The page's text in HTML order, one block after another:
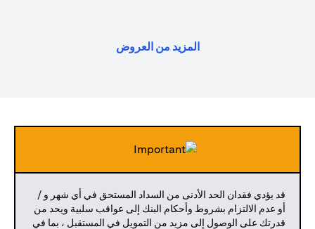
المزيد من العروض
قد يؤدي فقدان الحد الأدنى من السداد المستحق في أي شهر و /
أو عدم الالتزام بشروط وأحكام البنك إلى عواقب سلبية ويحد من
قدرتك على الوصول إلى مزيد من التمويل في المستقبل ، بما في